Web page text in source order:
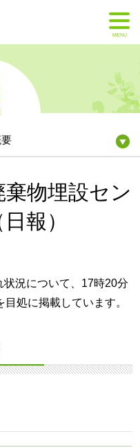
MENU
物埋設セン
報）
況について、17時20分
処に掲載しています。